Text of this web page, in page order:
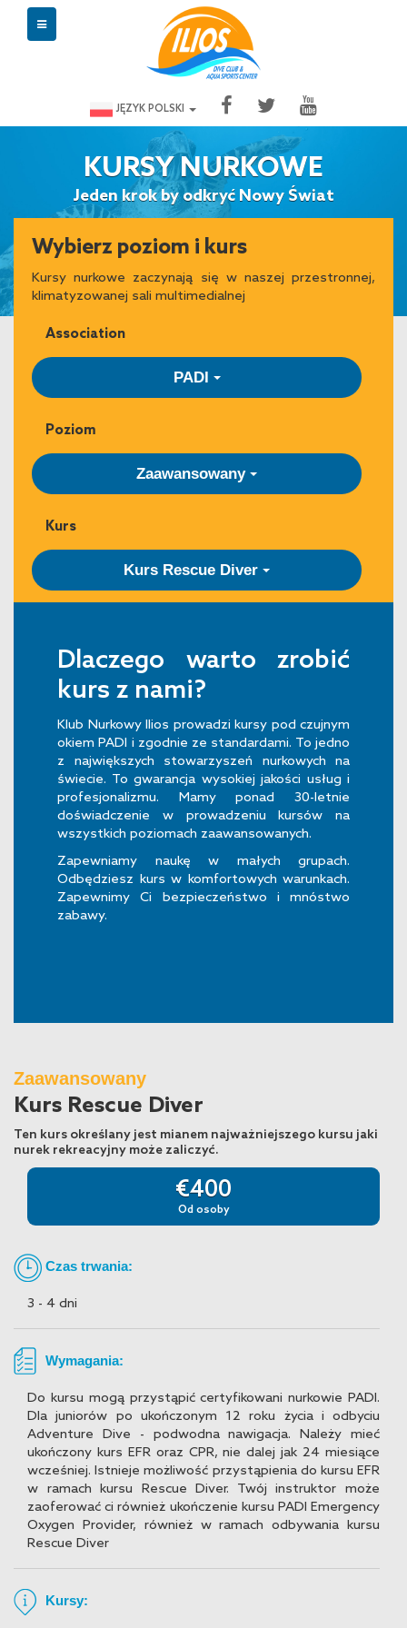
JĘZYK POLSKI
KURSY NURKOWE
Jeden krok by odkryć Nowy Świat
Wybierz poziom i kurs
Kursy nurkowe zaczynają się w naszej przestronnej,
klimatyzowanej sali multimedialnej
Association
PADI
Poziom
Zaawansowany
Kurs
Kurs Rescue Diver
Dlaczego warto zrobić
kurs z nami?
Klub Nurkowy Ilios prowadzi kursy pod czujnym
okiem PADI i zgodnie ze standardami. To jedno
z największych stowarzyszeń nurkowych na
świecie. To gwarancja wysokiej jakości usług i
profesjonalizmu. Mamy ponad 30-letnie
doświadczenie w prowadzeniu kursów na
wszystkich poziomach zaawansowanych.
Zapewniamy naukę w małych grupach.
Odbędziesz kurs w komfortowych warunkach.
Zapewnimy Ci bezpieczeństwo i mnóstwo
zabawy.
Zaawansowany
Kurs Rescue Diver
Ten kurs określany jest mianem najważniejszego kursu jaki
nurek rekreacyjny może zaliczyć.
€400
Od osoby
Czas trwania:
3 - 4 dni
Wymagania:
Do kursu mogą przystąpić certyfikowani nurkowie PADI.
Dla juniorów po ukończonym 12 roku życia i odbyciu
Adventure Dive - podwodna nawigacja. Należy mieć
ukończony kurs EFR oraz CPR, nie dalej jak 24 miesiące
wcześniej. Istnieje możliwość przystąpienia do kursu EFR
w ramach kursu Rescue Diver. Twój instruktor może
zaoferować ci również ukończenie kursu PADI Emergency
Oxygen Provider, również w ramach odbywania kursu
Rescue Diver
Kursy: